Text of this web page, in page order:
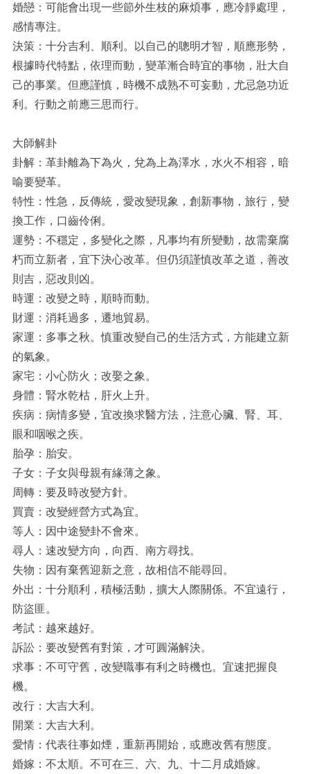
婚戀：可能會出現一些節外生枝的麻煩事，應冷靜處理，
感情專注。
決策：十分吉利、順利。以自己的聰明才智，順應形勢，
根據時代特點，依理而動，變革漸合時宜的事物，壯大自
己的事業。但應謹慎，時機不成熟不可妄動，尤忌急功近
利。行動之前應三思而行。
大師解卦
卦解：革卦離為下為火，兌為上為澤水，水火不相容，暗
喻要變革。
特性：性急，反傳統，愛改變現象，創新事物，旅行，變
換工作，口齒伶俐。
運勢：不穩定，多變化之際，凡事均有所變動，故需棄腐
朽而立新者，宜下決心改革。但仍須謹慎改革之道，善改
則吉，惡改則凶。
時運：改變之時，順時而動。
財運：消耗過多，遷地貿易。
家運：多事之秋。慎重改變自己的生活方式，方能建立新
的氣象。
家宅：小心防火；改娶之象。
身體：腎水乾枯，肝火上升。
疾病：病情多變，宜改換求醫方法，注意心臟、腎、耳、
眼和咽喉之疾。
胎孕：胎安。
子女：子女與母親有緣薄之象。
周轉：要及時改變方針。
買賣：改變經營方式為宜。
等人：因中途變卦不會來。
尋人：速改變方向，向西、南方尋找。
失物：因有棄舊迎新之意，故相信不能尋回。
外出：十分順利，積極活動，擴大人際關係。不宜遠行，
防盜匪。
考試：越來越好。
訴訟：要改變舊有對策，才可圓滿解決。
求事：不可守舊，改變職事有利之時機也。宜速把握良
機。
改行：大吉大利。
開業：大吉大利。
愛情：代表往事如煙，重新再開始，或應改舊有態度。
婚嫁：不太順。不可在三、六、九、十二月成婚嫁。